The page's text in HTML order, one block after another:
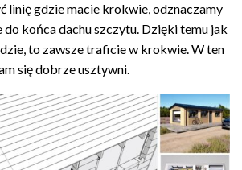
linię gdzie macie krokwie, odznaczamy
końca dachu szczytu. Dzięki temu jak
to zawsze traficie w krokwie. W ten
się dobrze usztywni.